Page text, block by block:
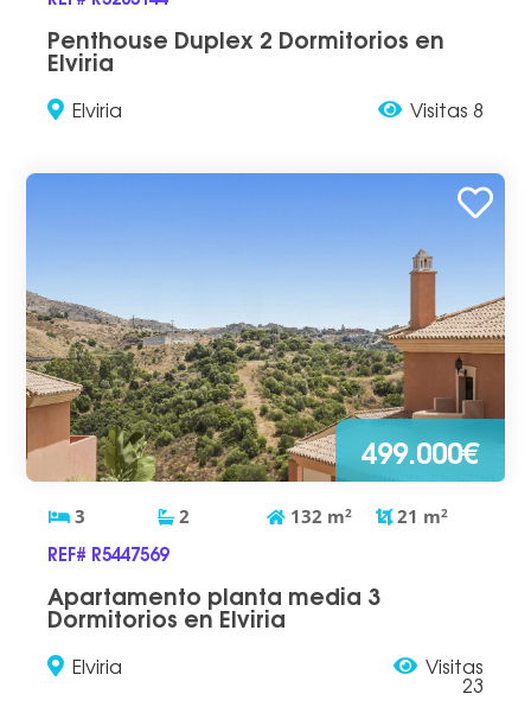
Penthouse Duplex 2 Dormitorios en
Elviria
Elviria Visitas 8
499.000€
3 2 132 m2 21 m2
REF# R5447569
Apartamento planta media 3
Dormitorios en Elviria
Elviria Visitas
23